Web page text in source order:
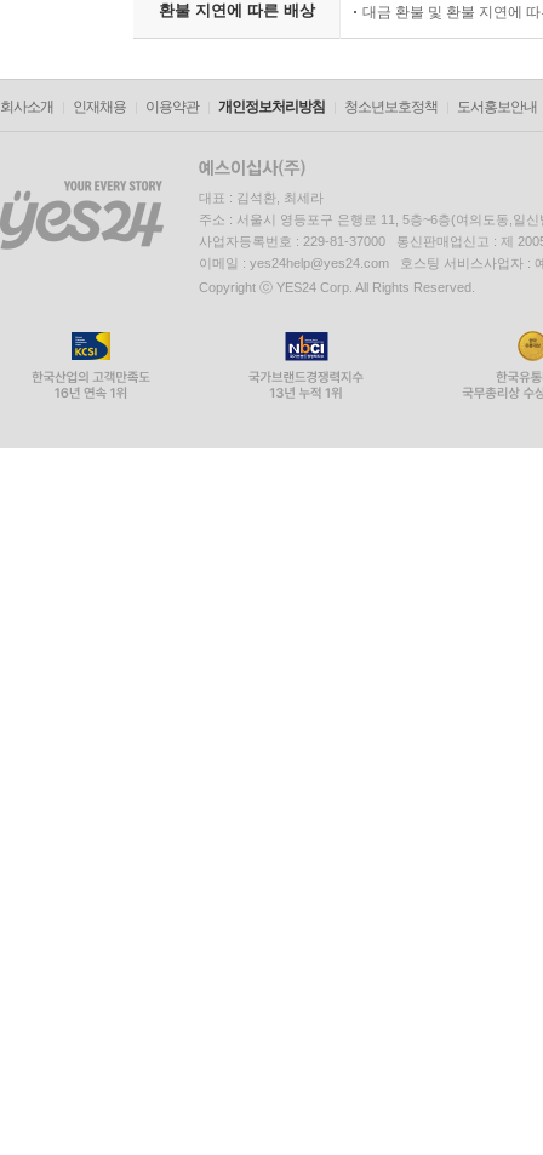
환불 지연에 따른 배상 대금 환불 및 환불 지연에
회사소개 인재채용 이용약관 개인정보처리방침 청소년보호정책 도서홍보안내
대표 : 김석환, 최세라
주소 : 서울시 영등포구 은행로 11, 5층~6층(여의도동,일신
사업자등록번호 : 229-81-37000 통신판매업신고 : 제
이메일 : yes24help@yes24.com 호스팅 서비스사업자 :
Copyright ⓒ YES24 Corp. All Rights Reserved.